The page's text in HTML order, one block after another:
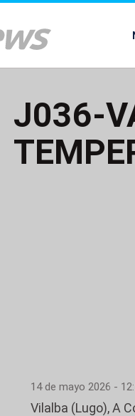
J036-
14 de mayo 2026 -
Vilalba (Lugo), A